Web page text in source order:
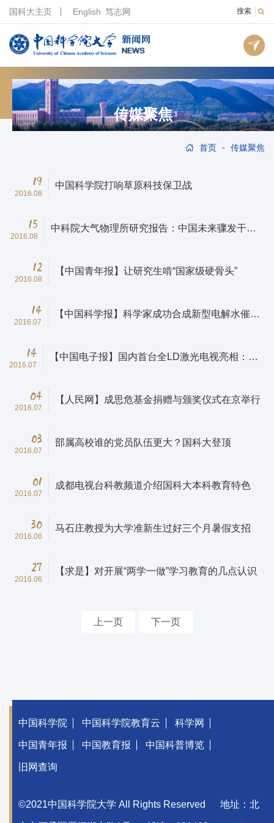
搜索
国科大主页 English 笃志网
传媒聚焦
首页 - 传媒聚焦
19
2016.08
中国科学院打响草原科技保卫战
15
2016.08
中科院大气物理所研究报告：中国未来骤发干旱
12
2016.08
【中国青年报】让研究生啃“国家级硬骨头”
14
2016.07
【中国科学报】科学家成功合成新型电解水催化
14
2016.07
【中国电子报】国内首台全LD激光电视亮相：下
04
2016.07
【人民网】成思危基金捐赠与颁奖仪式在京举行
03
2016.07
部属高校谁的党员队伍更大？国科大登顶
01
2016.07
成都电视台科教频道介绍国科大本科教育特色
30
2016.06
马石庄教授为大学准新生过好三个月暑假支招
27
2016.06
【求是】对开展“两学一做”学习教育的几点认识
上一页 下一页
中国科学院 中国科学院教育云 科学网
中国青年报 中国教育报 中国科普博览
旧网查询
©2021中国科学院大学 All Rights Reserved 地址：北